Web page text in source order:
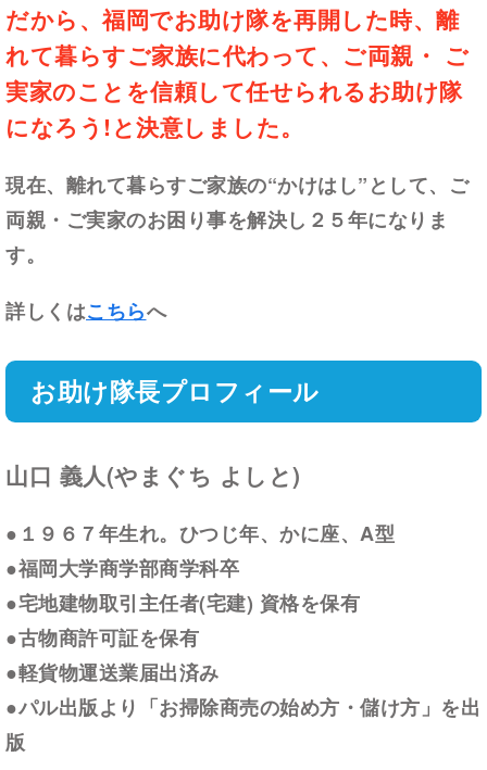
だから、福岡でお助け隊を再開した時、離
れて暮らすご家族に代わって、ご両親・ ご
実家のことを信頼して任せられるお助け隊
になろう!と決意しました。
現在、離れて暮らすご家族の“かけはし”として、ご
両親・ご実家のお困り事を解決し２５年になりま
す。
詳しくはこちらへ
お助け隊長プロフィール
山口 義人(やまぐち よしと)
●１９６７年生れ。ひつじ年、かに座、A型
●福岡大学商学部商学科卒
●宅地建物取引主任者(宅建) 資格を保有
●古物商許可証を保有
●軽貨物運送業届出済み
●パル出版より「お掃除商売の始め方・儲け方」を出
版